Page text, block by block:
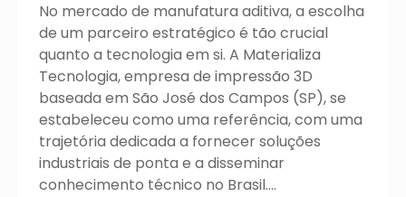
No mercado de manufatura aditiva, a escolha
de um parceiro estratégico é tão crucial
quanto a tecnologia em si. A Materializa
Tecnologia, empresa de impressão 3D
baseada em São José dos Campos (SP), se
estabeleceu como uma referência, com uma
trajetória dedicada a fornecer soluções
industriais de ponta e a disseminar
conhecimento técnico no Brasil….